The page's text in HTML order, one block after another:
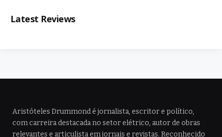
Latest Reviews
Aristóteles Drummond é jornalista, escritor e político,
com carreira destacada no setor elétrico, autor de obras
relevantes e articulista em jornais e revistas. Reconhecido